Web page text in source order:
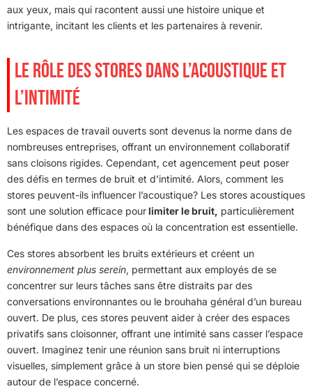
aux yeux, mais qui racontent aussi une histoire unique et
intrigante, incitant les clients et les partenaires à revenir.
LE RÔLE DES STORES DANS L’ACOUSTIQUE ET
L’INTIMITÉ
Les espaces de travail ouverts sont devenus la norme dans de
nombreuses entreprises, offrant un environnement collaboratif
sans cloisons rigides. Cependant, cet agencement peut poser
des défis en termes de bruit et d’intimité. Alors, comment les
stores peuvent-ils influencer l’acoustique? Les stores acoustiques
sont une solution efficace pourlimiter le bruit, particulièrement
bénéfique dans des espaces où la concentration est essentielle.
Ces stores absorbent les bruits extérieurs et créent un
environnement plus serein, permettant aux employés de se
concentrer sur leurs tâches sans être distraits par des
conversations environnantes ou le brouhaha général d’un bureau
ouvert. De plus, ces stores peuvent aider à créer des espaces
privatifs sans cloisonner, offrant une intimité sans casser l’espace
ouvert. Imaginez tenir une réunion sans bruit ni interruptions
visuelles, simplement grâce à un store bien pensé qui se déploie
autour de l’espace concerné.